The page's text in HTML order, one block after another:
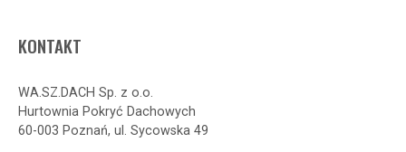
KONTAKT
WA.SZ.DACH Sp. z o.o.
Hurtownia Pokryć Dachowych
60-003 Poznań, ul. Sycowska 49